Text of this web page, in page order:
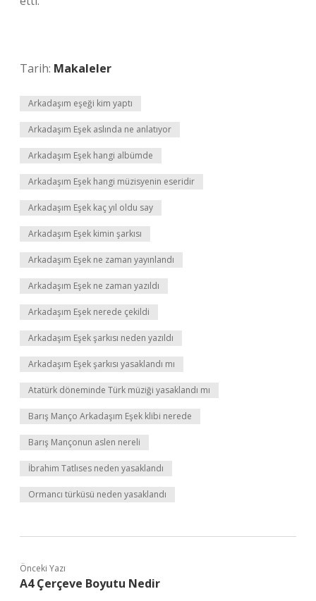
Tarih: Makaleler
Arkadaşım eşeği kim yaptı
Arkadaşım Eşek aslında ne anlatıyor
Arkadaşım Eşek hangi albümde
Arkadaşım Eşek hangi müzisyenin eseridir
Arkadaşım Eşek kaç yıl oldu say
Arkadaşım Eşek kimin şarkısı
Arkadaşım Eşek ne zaman yayınlandı
Arkadaşım Eşek ne zaman yazıldı
Arkadaşım Eşek nerede çekildi
Arkadaşım Eşek şarkısı neden yazıldı
Arkadaşım Eşek şarkısı yasaklandı mı
Atatürk döneminde Türk müziği yasaklandı mı
Barış Manço Arkadaşım Eşek klibi nerede
Barış Mançonun aslen nereli
İbrahim Tatlıses neden yasaklandı
Ormancı türküsü neden yasaklandı
Önceki Yazı
A4 Çerçeve Boyutu Nedir